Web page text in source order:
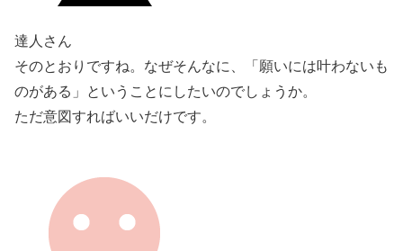
達人さん
そのとおりですね。なぜそんなに、「願いには叶わないも
のがある」ということにしたいのでしょうか。
ただ意図すればいいだけです。